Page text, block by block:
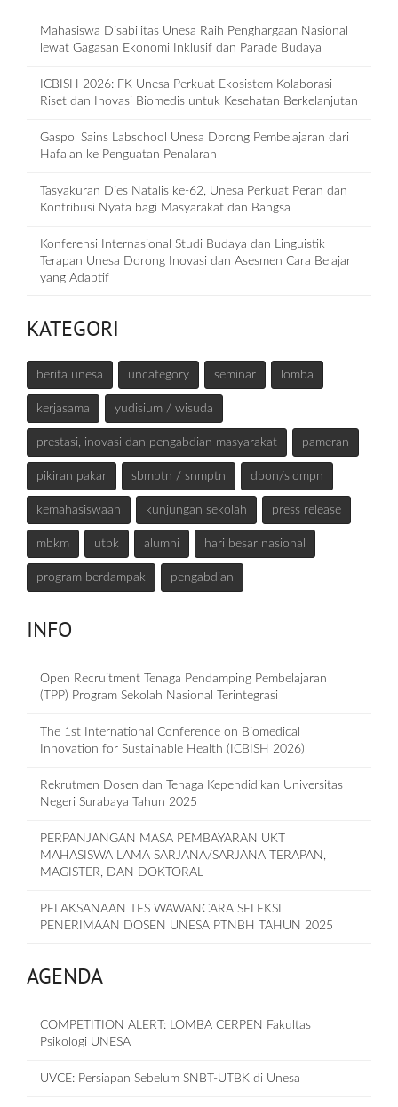
Mahasiswa Disabilitas Unesa Raih Penghargaan Nasional
lewat Gagasan Ekonomi Inklusif dan Parade Budaya
ICBISH 2026: FK Unesa Perkuat Ekosistem Kolaborasi
Riset dan Inovasi Biomedis untuk Kesehatan Berkelanjutan
Gaspol Sains Labschool Unesa Dorong Pembelajaran dari
Hafalan ke Penguatan Penalaran
Tasyakuran Dies Natalis ke-62, Unesa Perkuat Peran dan
Kontribusi Nyata bagi Masyarakat dan Bangsa
Konferensi Internasional Studi Budaya dan Linguistik
Terapan Unesa Dorong Inovasi dan Asesmen Cara Belajar
yang Adaptif
KATEGORI
berita unesa uncategory seminar lomba
kerjasama yudisium / wisuda
prestasi, inovasi dan pengabdian masyarakat pameran
pikiran pakar sbmptn / snmptn dbon/slompn
kemahasiswaan kunjungan sekolah press release
mbkm utbk alumni hari besar nasional
program berdampak pengabdian
INFO
Open Recruitment Tenaga Pendamping Pembelajaran
(TPP) Program Sekolah Nasional Terintegrasi
The 1st International Conference on Biomedical
Innovation for Sustainable Health (ICBISH 2026)
Rekrutmen Dosen dan Tenaga Kependidikan Universitas
Negeri Surabaya Tahun 2025
PERPANJANGAN MASA PEMBAYARAN UKT
MAHASISWA LAMA SARJANA/SARJANA TERAPAN,
MAGISTER, DAN DOKTORAL
PELAKSANAAN TES WAWANCARA SELEKSI
PENERIMAAN DOSEN UNESA PTNBH TAHUN 2025
AGENDA
COMPETITION ALERT: LOMBA CERPEN Fakultas
Psikologi UNESA
UVCE: Persiapan Sebelum SNBT-UTBK di Unesa